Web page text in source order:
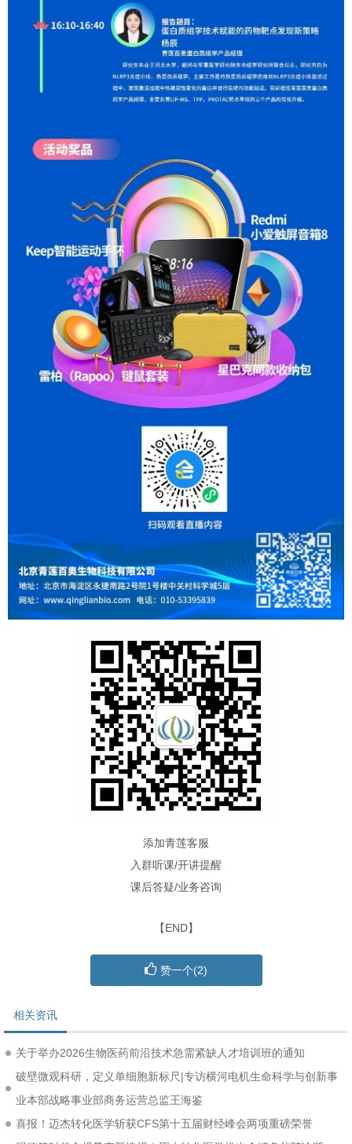
添加青莲客服
入群听课/开讲提醒
课后答疑/业务咨询
【END】
赞一个(2)
相关资讯
关于举办2026生物医药前沿技术急需紧缺人才培训班的通知
破壁微观科研，定义单细胞新标尺|专访横河电机生命科学与创新事
业本部战略事业部商务运营总监王海鉴
喜报！迈杰转化医学斩获CFS第十五届财经峰会两项重磅荣誉